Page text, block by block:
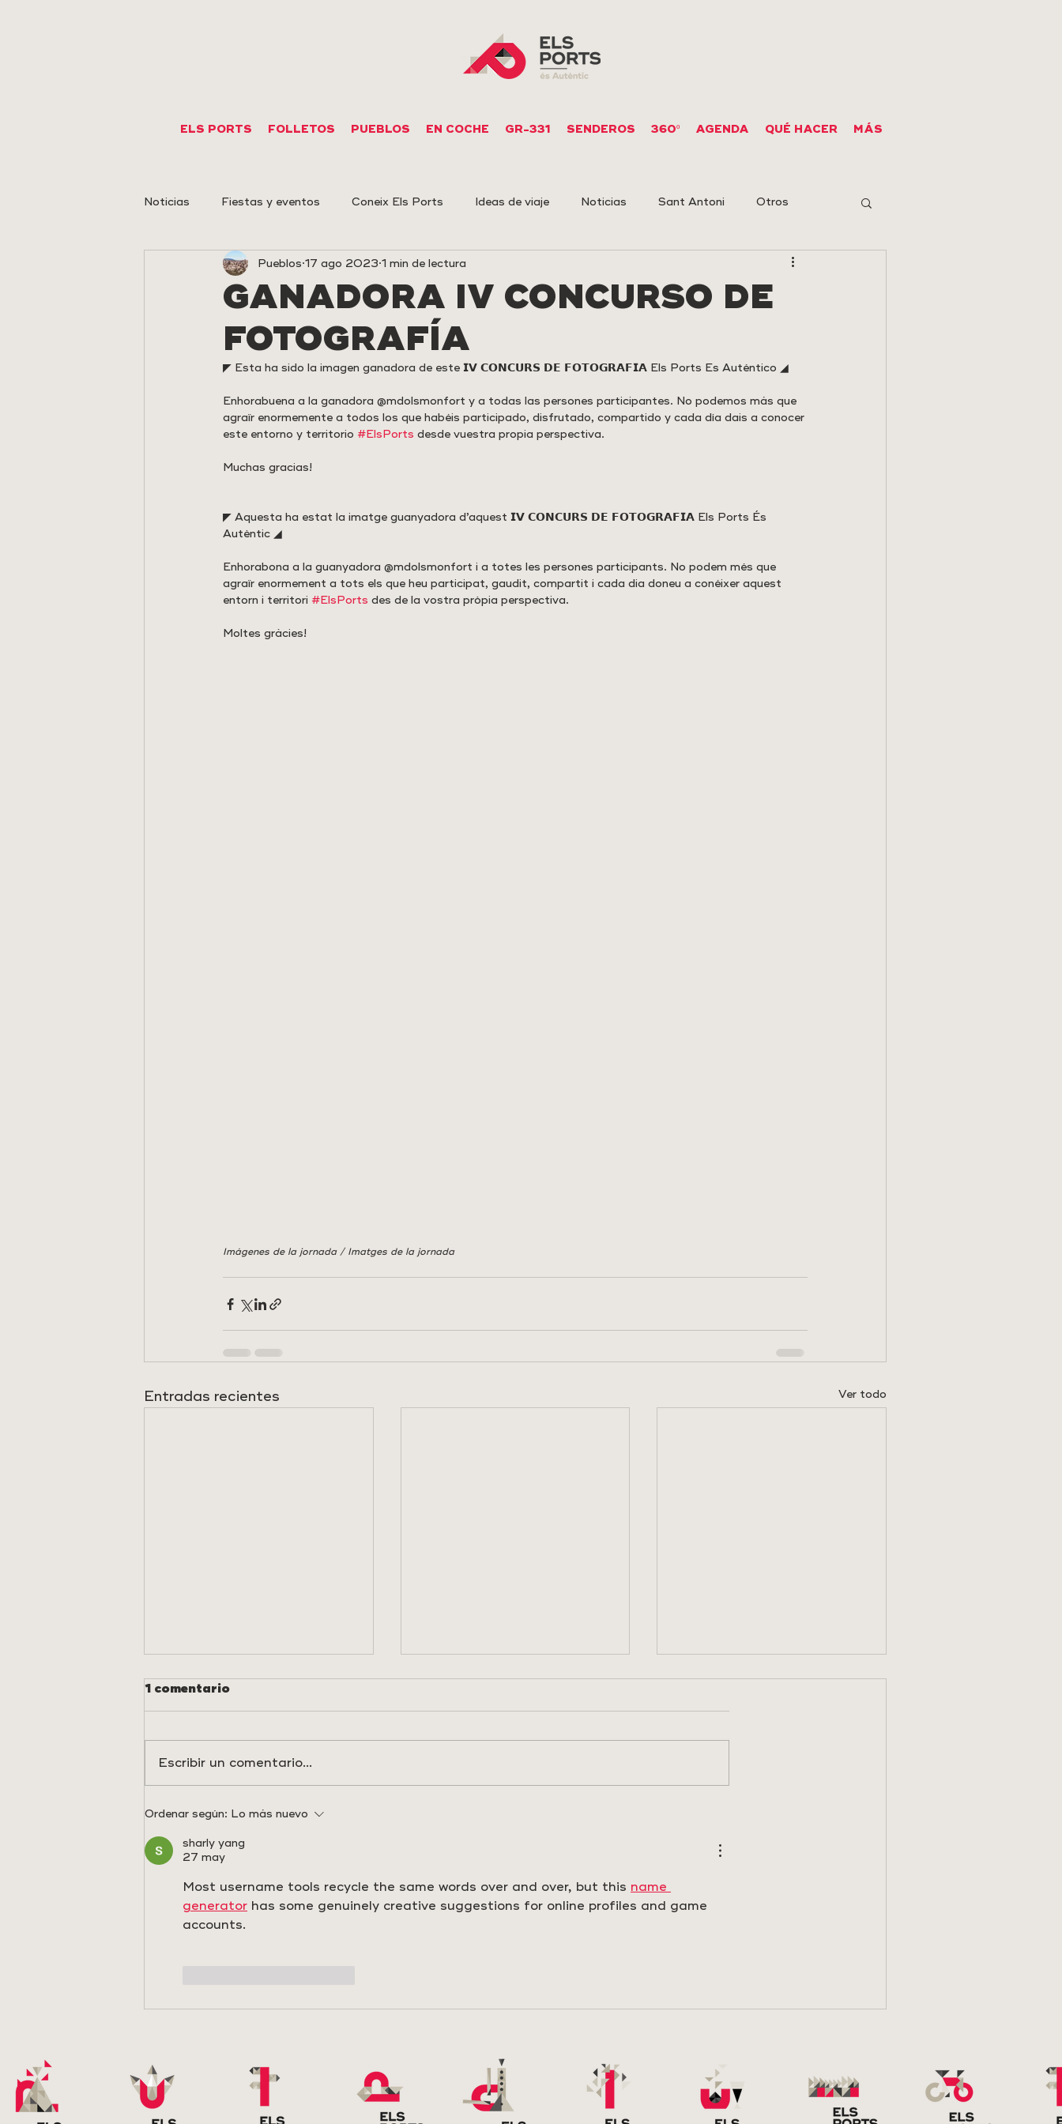
ELS PORTS FOLLETOS PUEBLOS EN COCHE GR-331 SENDEROS 360º AGENDA QUÉ HACER MÁS
Noticias Fiestas y eventos Coneix Els Ports Ideas de viaje Noticias Sant Antoni Otros
Eventos deportivos Arte rupestre Arqueología
GANADORA IV CONCURSO DE
FOTOGRAFÍA
Pueblos 17 ago 2023 1 min de lectura
◤ Esta ha sido la imagen ganadora de este 𝗜𝗩 𝗖𝗢𝗡𝗖𝗨𝗥𝗦 𝗗𝗘 𝗙𝗢𝗧𝗢𝗚𝗥𝗔𝗙𝗜𝗔 Els Ports Es Auténtico ◢
Enhorabuena a la ganadora @mdolsmonfort y a todas las persones participantes. No podemos más que
agraïr enormemente a todos los que habéis participado, disfrutado, compartido y cada día dais a conocer
este entorno y territorio #ElsPorts desde vuestra propia perspectiva.
Muchas gracias!
◤ Aquesta ha estat la imatge guanyadora d’aquest 𝗜𝗩 𝗖𝗢𝗡𝗖𝗨𝗥𝗦 𝗗𝗘 𝗙𝗢𝗧𝗢𝗚𝗥𝗔𝗙𝗜𝗔 Els Ports És
Autèntic ◢
Enhorabona a la guanyadora @mdolsmonfort i a totes les persones participants. No podem més que
agraïr enormement a tots els que heu participat, gaudit, compartit i cada dia doneu a conéixer aquest
entorn i territori #ElsPorts des de la vostra pròpia perspectiva.
Moltes gràcies!
Imágenes de la jornada / Imatges de la jornada
Entradas recientes Ver todo
NUEVO COMITÉ BAJO
1 comentario
Escribir un comentario...
Ordenar según: Lo más nuevo
sharly yang
27 may
Most username tools recycle the same words over and over, but this name
generator has some genuinely creative suggestions for online profiles and game
accounts.